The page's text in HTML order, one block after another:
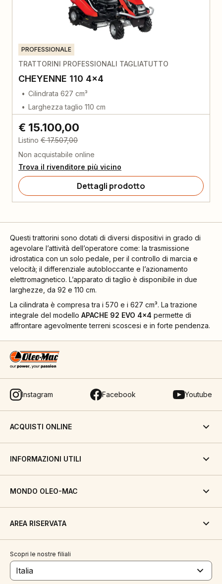
PROFESSIONALE
TRATTORINI PROFESSIONALI TAGLIATUTTO
CHEYENNE 110 4x4
Cilindrata 627 cm³
Larghezza taglio 110 cm
€ 15.100,00
Listino € 17.507,00
Non acquistabile online
Trova il rivenditore più vicino
Dettagli prodotto
Questi trattorini sono dotati di diversi dispositivi in grado di
agevolare l’attività dell’operatore come: la trasmissione
idrostatica con un solo pedale, per il controllo di marcia e
velocità; il differenziale autobloccante e l’azionamento
elettromagnetico. L’apparato di taglio è disponibile in due
larghezze, da 92 e 110 cm.
La cilindrata è compresa tra i 570 e i 627 cm³. La trazione
integrale del modello APACHE 92 EVO 4x4 permette di
affrontare agevolmente terreni scoscesi e in forte pendenza.
Instagram Facebook Youtube
ACQUISTI ONLINE
INFORMAZIONI UTILI
MONDO OLEO-MAC
AREA RISERVATA
Scopri le nostre filiali
Italia